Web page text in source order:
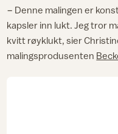
− Denne malingen er
kapsler inn lukt. Jeg tror
kvitt røyklukt, sier
malingsprodusenten